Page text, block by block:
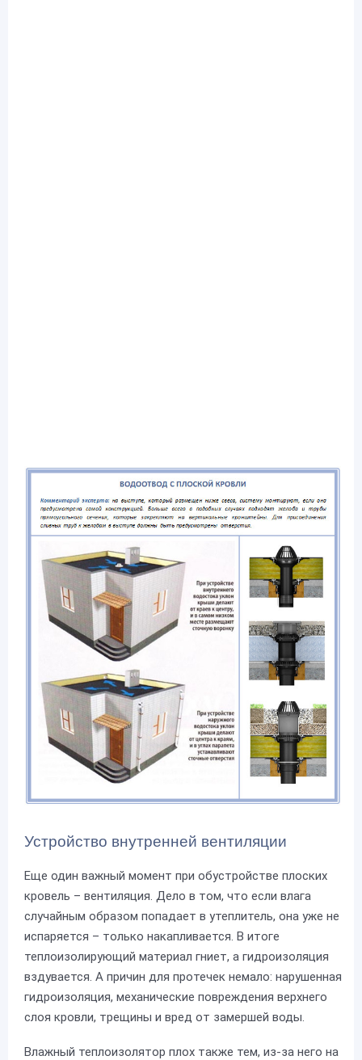
Устройство внутренней вентиляции
Еще один важный момент при обустройстве плоских
кровель – вентиляция. Дело в том, что если влага
случайным образом попадает в утеплитель, она уже не
испаряется – только накапливается. В итоге
теплоизолирующий материал гниет, а гидроизоляция
вздувается. А причин для протечек немало: нарушенная
гидроизоляция, механические повреждения верхнего
слоя кровли, трещины и вред от замершей воды.
Влажный теплоизолятор плох также тем, из-за него на